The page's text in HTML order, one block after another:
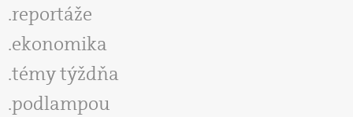
reportáže
ekonomika
témy týždňa
podlampou